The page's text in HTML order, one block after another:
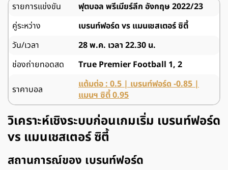
รายการแข่งขัน
ฟุตบอล พรีเมียร์ลีก อังกฤษ 2022/23
คู่ระหว่าง
เบรนท์ฟอร์ด vs แมนเชสเตอร์ ซิตี้
วัน/เวลา
28 พ.ค. เวลา 22.30 น.
ช่องถ่ายทอดสด
True Premier Football 1, 2
ราคาบอล
แต้มต่อ : 0.5 | เบรนท์ฟอร์ด -0.85 |
แมนฯ ซิตี้ 0.95
วิเคราะห์เชิงระบบก่อนเกมเริ่ม เบรนท์ฟอร์ด
vs แมนเชสเตอร์ ซิตี้
สถานการณ์ของ เบรนท์ฟอร์ด